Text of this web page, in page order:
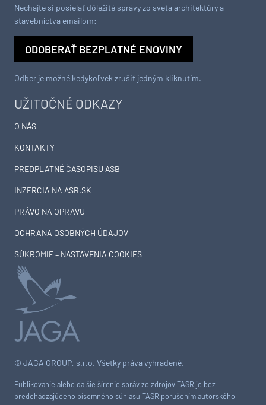
© JAGA GROUP, s.r.o. Všetky práva vyhradené.
Publikovanie alebo ďalšie šírenie správ zo zdrojov TASR je bez
predchádzajúceho písomného súhlasu TASR porušením autorského
UŽITOČNÉ ODKAZY
O NÁS
KONTAKTY
PREDPLATNÉ ČASOPISU ASB
INZERCIA NA ASB.SK
PRÁVO NA OPRAVU
OCHRANA OSOBNÝCH ÚDAJOV
SÚKROMIE – NASTAVENIA COOKIES
Nechajte si posielať dôležité správy zo sveta architektúry a
stavebníctva emailom:
ODOBERAŤ BEZPLATNÉ ENOVINY
Odber je možné kedykoľvek zrušiť jedným kliknutím.